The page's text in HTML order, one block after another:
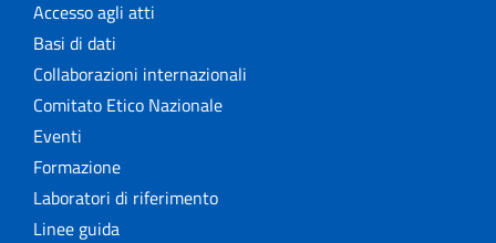
Accesso agli atti
Basi di dati
Collaborazioni internazionali
Comitato Etico Nazionale
Eventi
Formazione
Laboratori di riferimento
Linee guida